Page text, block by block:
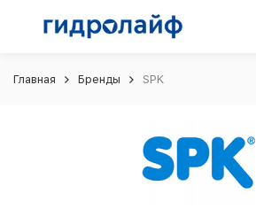
Главная Бренды SPK